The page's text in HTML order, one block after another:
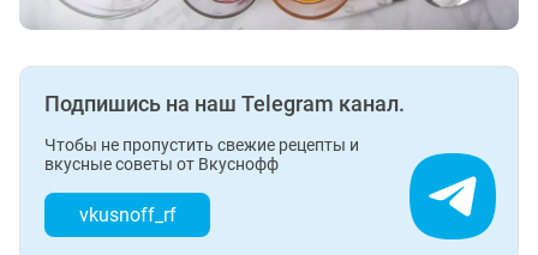
Подпишись на наш Telegram канал.
Чтобы не пропустить свежие рецепты и
вкусные советы от Вкуснофф
vkusnoff_rf